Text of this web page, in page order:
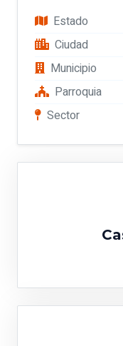
Estado
Ciudad
Municipio
Parroquia
Sector